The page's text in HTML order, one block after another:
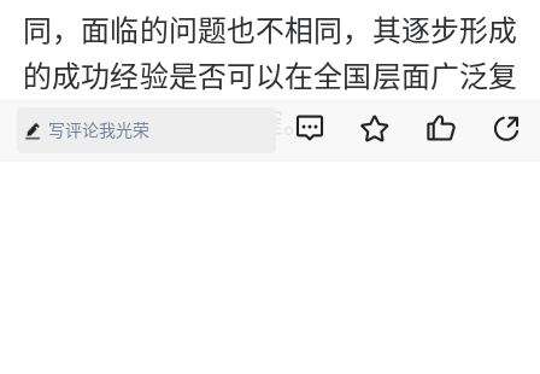
同，面临的问题也不相同，其逐步形成
的成功经验是否可以在全国层面广泛复
制、推广，有待商榷。
写评论我光荣